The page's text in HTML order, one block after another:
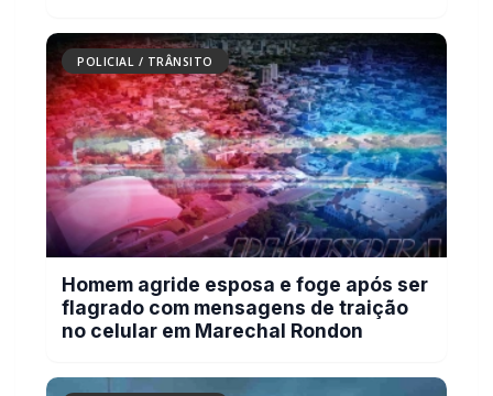
POLICIAL / TRÂNSITO
Homem agride esposa e foge após ser
flagrado com mensagens de traição
no celular em Marechal Rondon